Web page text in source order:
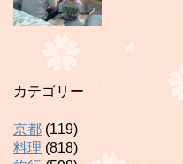
カテゴリー
京都 (119)
料理 (818)